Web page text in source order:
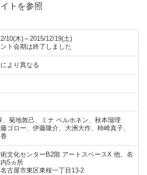
トを参照
10(木)～2015/12/19(土)
ト会期は終了しました
より異なる
、菊地敦己、ミナ ペルホネン、秋本瑠理
ゴロー、伊藤隆介、大洲大作、柿崎真子、
文化センターB2階 アートスペースX 他、名
5ヵ所
古屋市東区東桜一丁目13-2